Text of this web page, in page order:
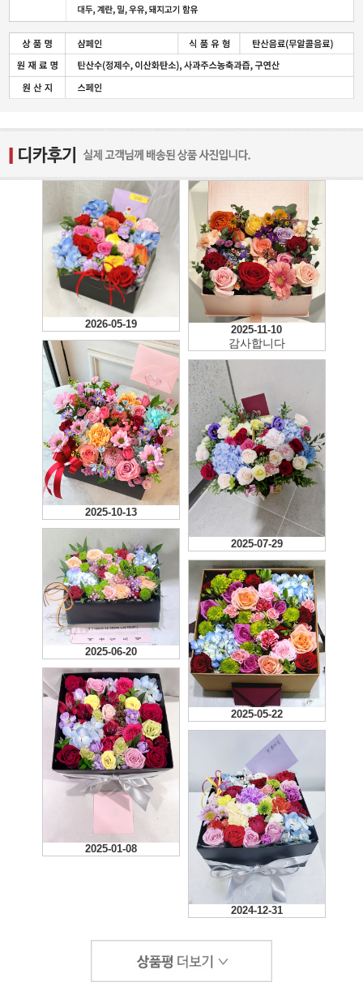
2026-05-19 2025-11-10
감사합니다
2025-10-13
2025-07-29
2025-06-20
2025-05-22
2025-01-08
2024-12-31